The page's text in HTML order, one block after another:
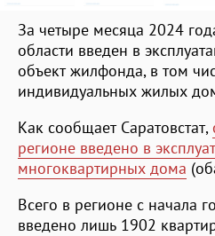
За четыре месяца 2024
области введен в
объект жилфонда, в том
индивидуальных жилых
Как сообщает Саратовстат,
регионе введено в
многоквартирных дома
Всего в регионе с начала
введено лишь 1902